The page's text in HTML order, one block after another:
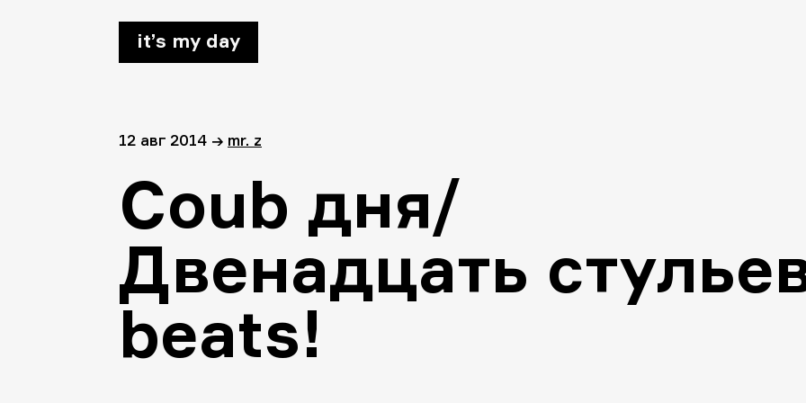
it’s my day
12 авг 2014 → mr. z
Coub дня/
Двенадцать
beats!